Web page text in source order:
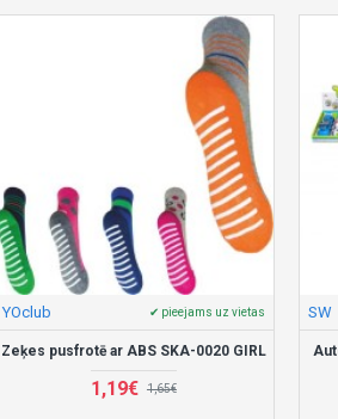
YOclub ✔ pieejams uz vietas
Zeķes pusfrotē ar ABS SKA-0020 GIRL
1,19€ 1,65€
SW